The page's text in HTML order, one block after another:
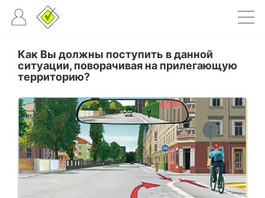
Как Вы должны поступить в данной
ситуации, поворачивая на прилегающую
территорию?